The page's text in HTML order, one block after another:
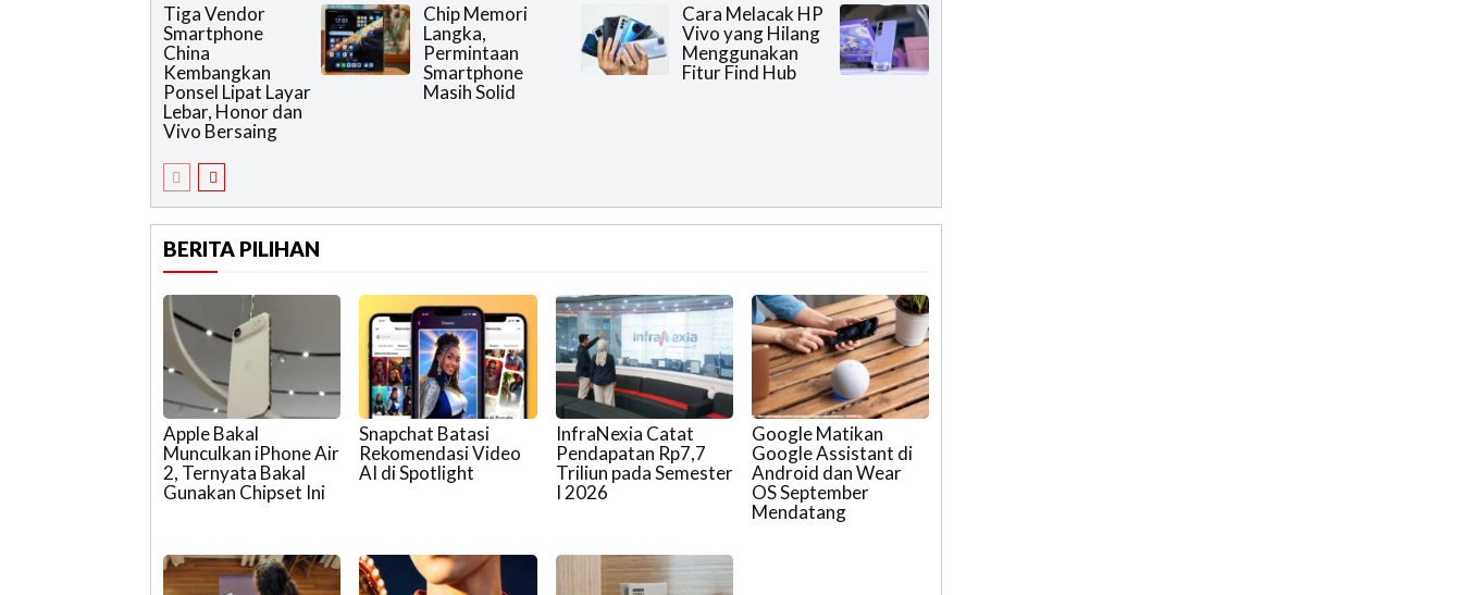
Tiga Vendor
Smartphone
China
Kembangkan
Ponsel Lipat Layar
Lebar, Honor dan
Vivo Bersaing
Chip Memori
Langka,
Permintaan
Smartphone
Masih Solid
Cara Melacak HP
Vivo yang Hilang
Menggunakan
Fitur Find Hub
BERITA PILIHAN
Apple Bakal
Munculkan iPhone Air
2, Ternyata Bakal
Gunakan Chipset Ini
Snapchat Batasi
Rekomendasi Video
AI di Spotlight
InfraNexia Catat
Pendapatan Rp7,7
Triliun pada Semester
I 2026
Google Matikan
Google Assistant di
Android dan Wear
OS September
Mendatang